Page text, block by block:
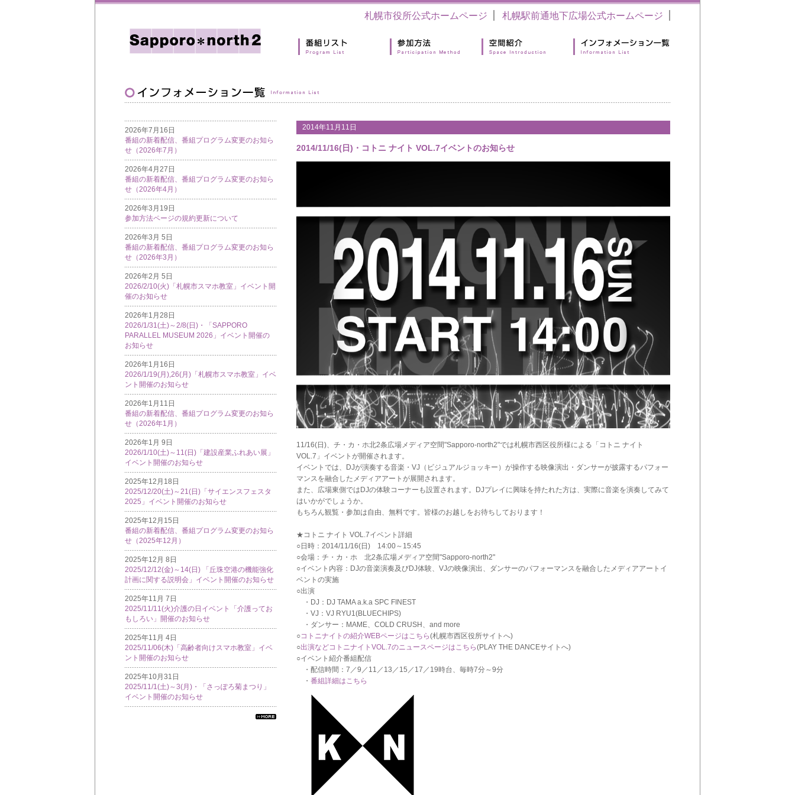
札幌市役所公式ホームページ 札幌駅前通地下広場公式ホームページ
2026年7月16日
番組の新着配信、番組プログラム変更のお知ら
せ（2026年7月）
2026年4月27日
番組の新着配信、番組プログラム変更のお知ら
せ（2026年4月）
2026年3月19日
参加方法ページの規約更新について
2026年3月 5日
番組の新着配信、番組プログラム変更のお知ら
せ（2026年3月）
2026年2月 5日
2026/2/10(火)「札幌市スマホ教室」イベント開
催のお知らせ
2026年1月28日
2026/1/31(土)～2/8(日)・「SAPPORO
PARALLEL MUSEUM 2026」イベント開催の
お知らせ
2026年1月16日
2026/1/19(月),26(月)「札幌市スマホ教室」イベ
ント開催のお知らせ
2026年1月11日
番組の新着配信、番組プログラム変更のお知ら
せ（2026年1月）
2026年1月 9日
2026/1/10(土)～11(日)「建設産業ふれあい展」
イベント開催のお知らせ
2025年12月18日
2025/12/20(土)～21(日)「サイエンスフェスタ
2025」イベント開催のお知らせ
2025年12月15日
番組の新着配信、番組プログラム変更のお知ら
せ（2025年12月）
2025年12月 8日
2025/12/12(金)～14(日) 「丘珠空港の機能強化
計画に関する説明会」イベント開催のお知らせ
2025年11月 7日
2025/11/11(火)介護の日イベント「介護ってお
もしろい」開催のお知らせ
2025年11月 4日
2025/11/06(木)「高齢者向けスマホ教室」イベ
ント開催のお知らせ
2025年10月31日
2025/11/1(土)～3(月)・「さっぽろ菊まつり」
イベント開催のお知らせ
2014年11月11日
2014/11/16(日)・コトニ ナイト VOL.7イベントのお知らせ
11/16(日)、チ・カ・ホ北2条広場メディア空間"Sapporo-north2"では札幌市西区役所様による「コトニ ナイト
VOL.7」イベントが開催されます。
イベントでは、DJが演奏する音楽・VJ（ビジュアルジョッキー）が操作する映像演出・ダンサーが披露するパフォー
マンスを融合したメディアアートが展開されます。
また、広場東側ではDJの体験コーナーも設置されます。DJプレイに興味を持たれた方は、実際に音楽を演奏してみて
はいかがでしょうか。
もちろん観覧・参加は自由、無料です。皆様のお越しをお待ちしております！
★コトニ ナイト VOL.7イベント詳細
○日時：2014/11/16(日) 14:00～15:45
○会場：チ・カ・ホ 北2条広場メディア空間"Sapporo-north2"
○イベント内容：DJの音楽演奏及びDJ体験、VJの映像演出、ダンサーのパフォーマンスを融合したメディアアートイ
ベントの実施
○出演
・DJ：DJ TAMA a.k.a SPC FINEST
・VJ：VJ RYU1(BLUECHIPS)
・ダンサー：MAME、COLD CRUSH、and more
○コトニナイトの紹介WEBページはこちら(札幌市西区役所サイトへ)
○出演などコトニナイトVOL.7のニュースページはこちら(PLAY THE DANCEサイトへ)
○イベント紹介番組配信
・配信時間：7／9／11／13／15／17／19時台、毎時7分～9分
・ 番組詳細はこちら